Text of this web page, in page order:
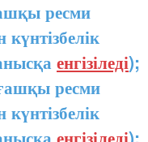
ресми
енгізіледі);
ресми